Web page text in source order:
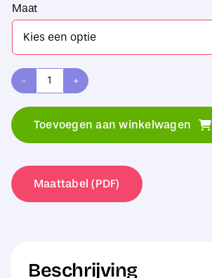
Maat
Gildan
Adult
Sweat
aantal
Toevoegen aan winkelwagen
Maattabel (PDF)
Beschrijving